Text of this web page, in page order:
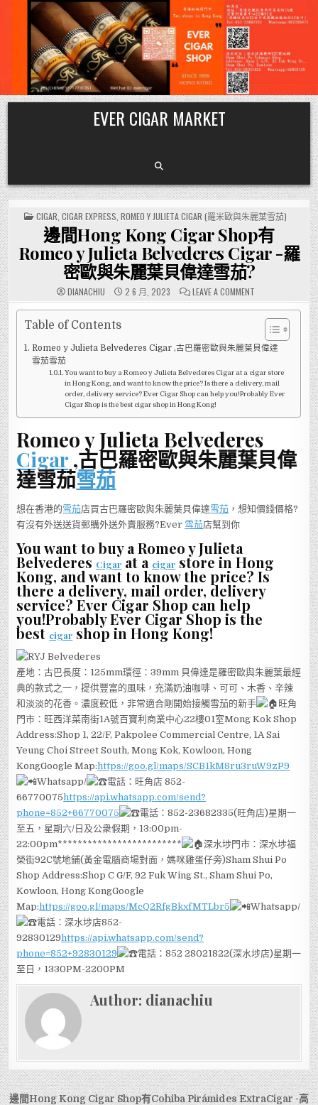
Skip
to
content
EVER CIGAR MARKET
POSTED
IN
CIGAR CIGAR EXPRESS ROMEO Y JULIETA CIGAR (羅米歐與朱麗葉雪茄)
邊間Hong Kong Cigar Shop有
Romeo y Julieta Belvederes Cigar -羅
密歐與朱麗葉貝偉達雪茄?
DIANACHIU 2 6 月, 2023 LEAVE A COMMENTON
邊
間
HONG
KONG
CIGAR
SHOP
有
Y
JULIETA
BELVEDERES
CIGAR
密
與
朱
麗
葉
貝
茄?
Table of Contents
Romeo y Julieta Belvederes Cigar ,古巴羅密歐與朱麗葉貝偉達
雪茄雪茄
You want to buy a Romeo y Julieta Belvederes Cigar at a cigar store
in Hong Kong, and want to know the price? Is there a delivery, mail
order, delivery service? Ever Cigar Shop can help you!Probably Ever
Cigar Shop is the best cigar shop in Hong Kong!
Romeo y Julieta Belvederes
Cigar,古巴羅密歐與朱麗葉貝偉
達雪茄雪茄
想在香港的雪茄店買古巴羅密歐與朱麗葉貝偉達雪茄 ，想知價錢價格?
有沒有外送送貨郵購外送外賣服務?Ever 雪茄店幫到你
You want to buy a Romeo y Julieta
Belvederes Cigar at a cigar store in Hong
Kong, and want to know the price? Is
there a delivery, mail order, delivery
service? Ever Cigar Shop can help
you!Probably Ever Cigar Shop is the
best cigar shop in Hong Kong!
產地：古巴長度：125mm環徑：39mm 貝偉達是羅密歐與朱麗葉最經
典的款式之一，提供豐富的風味，充滿奶油咖啡、可可、木香、辛辣
和淡淡的花香。濃度較低，非常適合剛開始接觸雪茄的新手
旺角
門市：旺西洋菜南街1A號百寶利商業中心22樓01室Mong Kok Shop
Address:Shop 1, 22/F, Pakpolee Commercial Centre, 1A Sai
Yeung Choi Street South, Mong Kok, Kowloon, Hong
KongGoogle Map:https://goo.gl/maps/SCB1kM8ru3ruW9zP9
Whatsapp/
電話：旺角店 852-
66770075https://api.whatsapp.com/send?
phone=852+66770075
電話：852-23682335(旺角店)星期一
至五，星期六/日及公衆假期，13:00pm-
22:00pm*************************
深水埗門市：深水埗福
榮街92C號地鋪(黃金電腦商場對面，媽咪雞蛋仔旁)Sham Shui Po
Shop Address:Shop C G/F, 92 Fuk Wing St., Sham Shui Po,
Kowloon, Hong KongGoogle
Map:https://goo.gl/maps/McQ2RfgBkxfMTLbr5
Whatsapp/
電話：深水埗店852-
92830129https://api.whatsapp.com/send?
phone=852+92830129
電話：852 28021822(深水埗店)星期一
至日，1330PM-2200PM
Author: dianachiu
邊間Hong Kong Cigar Shop有Cohiba Pirámides ExtraCigar -高